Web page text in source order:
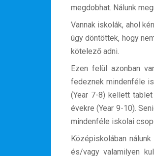
megdobhat. Nálunk
Vannak iskolák, ahol
úgy döntöttek, hogy
kötelező adni.
Ezen felül azonban
fedeznek mindenféle
(Year 7-8) kellett
évekre (Year 9-10).
mindenféle iskolai
Középiskolában
és/vagy valamilyen